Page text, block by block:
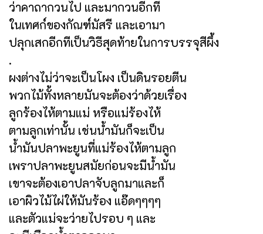
ว่าคาถากวนไป และมากวนอีกที
ในเทศก์ของกัณฑ์มัสรี และเอามา
ปลุกเสกอีกทีเป็นวิธีสุดท้ายในการบรรจุสีผึ้ง
.
ผงต่างไม่ว่าจะเป็นโผง เป็นดินรอยตีน
พวกไม้ทั้งหลายมันจะต้องว่าด้วยเรื่อง
ลูกร้องไห้ตามแม่ หรือแม่ร้องไห้
ตามลูกเท่านั้น เช่นน้ำมันก็จะเป็น
น้ำมันปลาพะยูนที่แม่ร้องไห้ตามลูก
เพราปลาพะยูนสมัยก่อนจะมีน้ำมัน
เขาจะต้องเอาปลาจับลูกมาและก็
เอาผิวไม้ไผ่ให้มันร้อง แอ๊ดๆๆๆๆ
และตัวแม่จะว่ายไปรอบ ๆ และ